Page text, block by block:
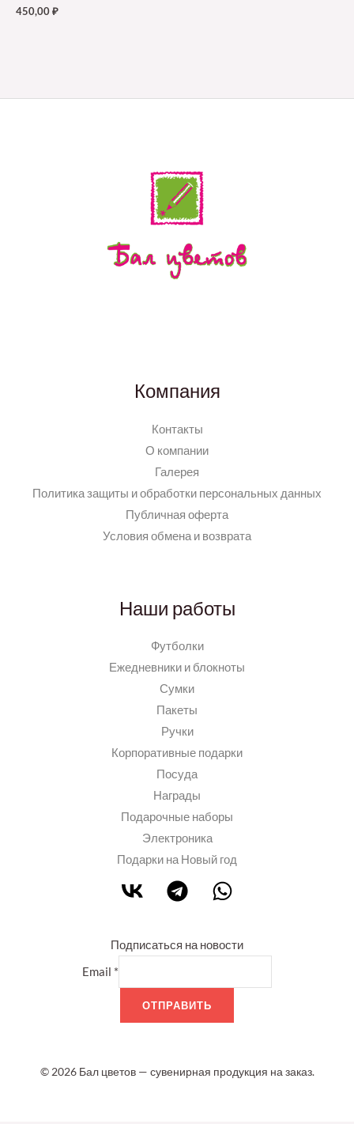
450,00₽
Компания
Контакты
О компании
Галерея
Политика защиты и обработки персональных данных
Публичная оферта
Условия обмена и возврата
Наши работы
Футболки
Ежедневники и блокноты
Сумки
Пакеты
Ручки
Корпоративные подарки
Посуда
Награды
Подарочные наборы
Электроника
Подарки на Новый год
Подписаться на новости
Email *
ОТПРАВИТЬ
© 2026 Бал цветов — сувенирная продукция на заказ.